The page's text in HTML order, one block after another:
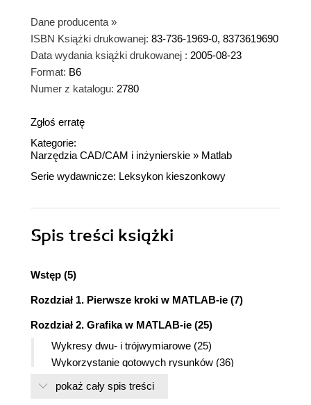
Dane producenta »
ISBN Książki drukowanej: 83-736-1969-0, 8373619690
Data wydania książki drukowanej : 2005-08-23
Format: B6
Numer z katalogu: 2780
Zgłoś erratę
Kategorie:
Narzędzia CAD/CAM i inżynierskie » Matlab
Serie wydawnicze: Leksykon kieszonkowy
Spis treści książki
Wstęp (5)
Rozdział 1. Pierwsze kroki w MATLAB-ie (7)
Rozdział 2. Grafika w MATLAB-ie (25)
Wykresy dwu- i trójwymiarowe (25)
Wykorzystanie gotowych rysunków (36)
Rozdział 3. Matematyka i wyrażenia logiczne (40)
pokaż cały spis treści